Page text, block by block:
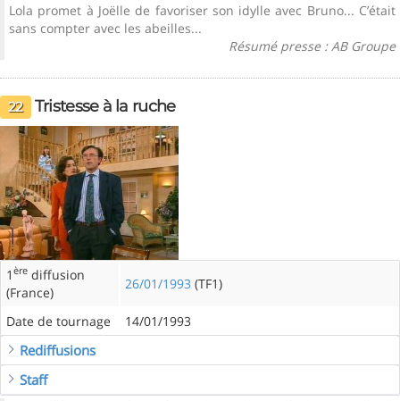
Lola promet à Joëlle de favoriser son idylle avec Bruno... C’était
sans compter avec les abeilles...
Résumé presse : AB Groupe
22 Tristesse à la ruche
1 ère diffusion
(France)
26/01/1993 (TF1)
Date de tournage 14/01/1993
Rediffusions
Staff